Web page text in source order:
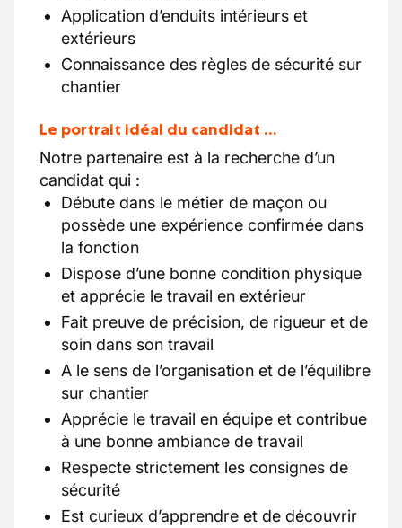
Application d’enduits intérieurs et
extérieurs
Connaissance des règles de sécurité sur
chantier
Le portrait idéal du candidat …
Notre partenaire est à la recherche d’un
candidat qui :
Débute dans le métier de maçon ou
possède une expérience confirmée dans
la fonction
Dispose d’une bonne condition physique
et apprécie le travail en extérieur
Fait preuve de précision, de rigueur et de
soin dans son travail
A le sens de l’organisation et de l’équilibre
sur chantier
Apprécie le travail en équipe et contribue
à une bonne ambiance de travail
Respecte strictement les consignes de
sécurité
Est curieux d’apprendre et de découvrir